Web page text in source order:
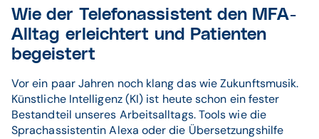
Wie der Telefonassistent den MFA-
Alltag erleichtert und Patienten
begeistert
Vor ein paar Jahren noch klang das wie Zukunftsmusik.
Künstliche Intelligenz (KI) ist heute schon ein fester
Bestandteil unseres Arbeitsalltags. Tools wie die
Sprachassistentin Alexa oder die Übersetzungshilfe